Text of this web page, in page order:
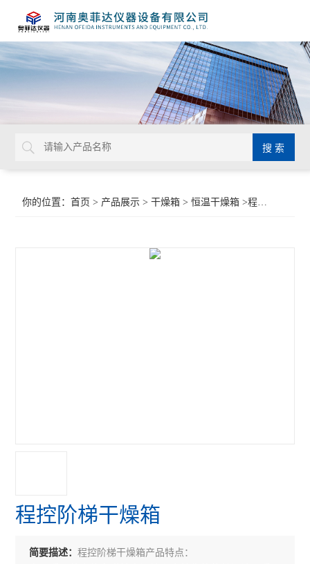
你的位置：首页 > 产品展示 >干燥箱 >恒温干燥箱 >程控阶梯干燥箱
程控阶梯干燥箱
简要描述：程控阶梯干燥箱产品特点：